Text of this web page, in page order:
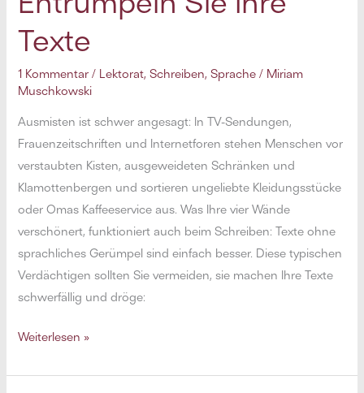
Profi:
12
Tipps
für
fehlerfreie
Texte
Texte
1 Kommentar / Lektorat,Schreiben,Sprache / Miriam
Muschkowski
Ausmisten ist schwer angesagt: In TV-Sendungen,
Frauenzeitschriften und Internetforen stehen Menschen vor
verstaubten Kisten, ausgeweideten Schränken und
Klamottenbergen und sortieren ungeliebte Kleidungsstücke
oder Omas Kaffeeservice aus. Was Ihre vier Wände
verschönert, funktioniert auch beim Schreiben: Texte ohne
sprachliches Gerümpel sind einfach besser. Diese typischen
Verdächtigen sollten Sie vermeiden, sie machen Ihre Texte
schwerfällig und dröge:
Entrümpeln
Ihre
Weiterlesen »